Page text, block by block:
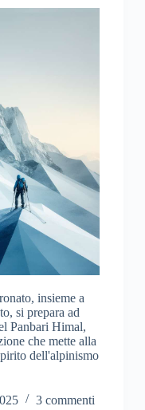
insieme a
si prepara ad
Panbari Himal,
che mette alla
dell'alpinismo
3 commenti